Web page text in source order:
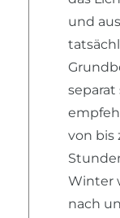
und
von bis
Winter
nach